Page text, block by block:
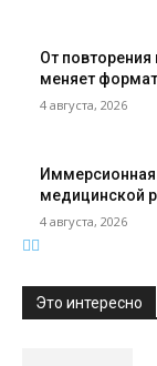
От
меняет
4 августа, 2026
медицинской
4 августа, 2026
Это интересно